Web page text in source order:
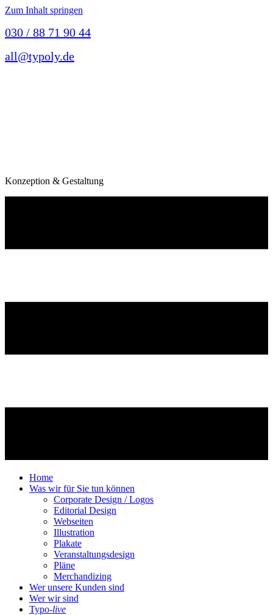
Zum Inhalt springen
030 / 88 71 90 44
all@typoly.de
Konzeption & Gestaltung
Home
Was wir für Sie tun können
Corporate Design / Logos
Editorial Design
Webseiten
Illustration
Plakate
Veranstaltungsdesign
Pläne
Merchandizing
Wer unsere Kunden sind
Wer wir sind
Typo-live